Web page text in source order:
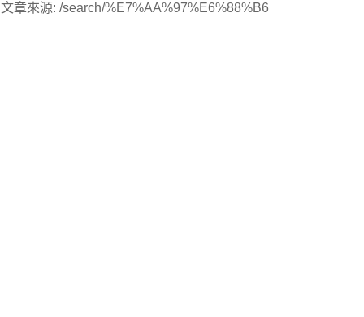
文章來源: /search/%E7%AA%97%E6%88%B6